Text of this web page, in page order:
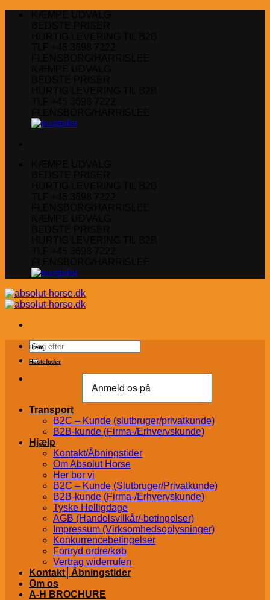
Søg
efter:
Transport
B2C – Kunde (slutbruger/privatkunde)
B2B-kunde (Firma-/Erhvervskunde)
Hjælp
Kontakt/Åbningstider
Om Absolut Horse
Her bor vi
B2C – Kunde (Slutbruger/Privatkunde)
B2B-kunde (Firma-/Erhvervskunde)
Tyske Helligdage
AGB (Handelsvilkår/-betingelser)
Impressum (Virksomhedsoplysninger)
Konkurrencebetingelser
Fortryd ordre/køb
Vertrag widerrufen
Kontakt│Åbningstider
Om os
A-H BROCHURE
Hjem
Hestefoder